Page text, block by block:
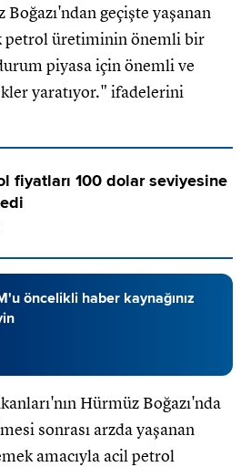
geçişte yaşanan
petrol üretiminin önemli bir
piyasa için önemli ve
yaratıyor." ifadelerini
fiyatları 100 dolar seviyesine
öncelikli haber kaynağınız
Hürmüz Boğazı'nda
sonrası arzda yaşanan
amacıyla acil petrol